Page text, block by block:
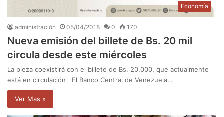
Economía
administración 05/04/2018 0 170
Nueva emisión del billete de Bs. 20 mil
circula desde este miércoles
La pieza coexistirá con el billete de Bs. 20.000, que actualmente
está en circulación El Banco Central de Venezuela…
Ver Mas »